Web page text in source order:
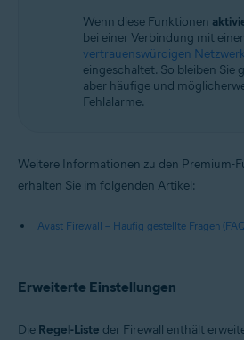
Wenn diese Funktionen
bei einer Verbindung mit
vertrauenswürdigen Netzwerk
eingeschaltet. So bleiben Sie
aber häufige und
Fehlalarme.
Weitere Informationen zu den Premium-
erhalten Sie im folgenden Artikel:
Avast Firewall – Häufig gestellte Fragen
Erweiterte Einstellungen
Die Regel-Liste der Firewall enthält